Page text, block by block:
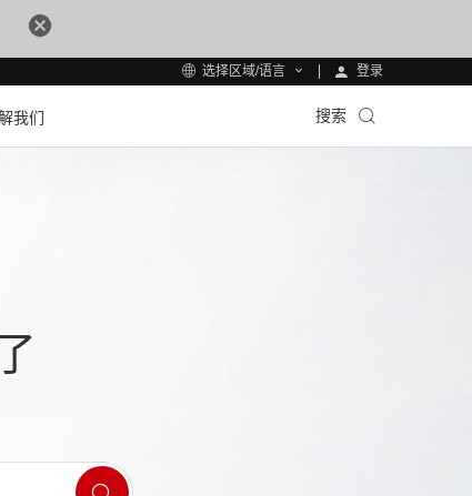
选择区域/语言 登录
我们 搜索